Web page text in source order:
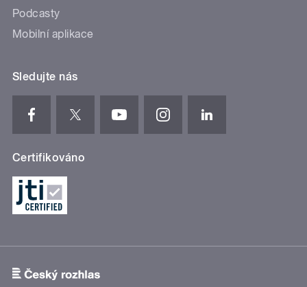
Podcasty
Mobilní aplikace
Sledujte nás
Certifikováno